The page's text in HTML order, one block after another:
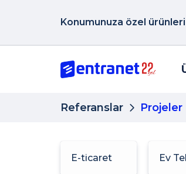
Konumunuza özel
Referanslar Projeler
E-ticaret Ev